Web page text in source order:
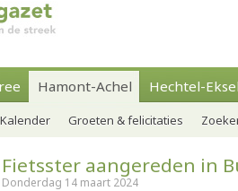
Hamont-Achel Hechtel-
Kalender Groeten & felicitaties
Fietsster aangereden in
Donderdag 14 maart 2024